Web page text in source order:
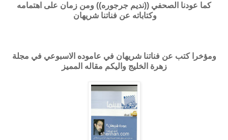
كما عودنا الصحفي ((نديم جرجوره)) ومن زمان على اهتمامه
وكتاباته عن فناتنا شريهان
ومؤخرا كتب عن فناتنا شريهان في عاموده الاسبوعي في مجلة
زهرة الخليج واليكم مقاله المميز